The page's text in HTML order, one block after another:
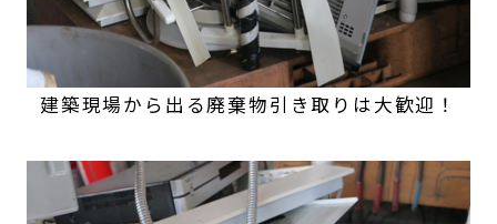
建築現場から出る廃棄物引き取りは大歓迎！